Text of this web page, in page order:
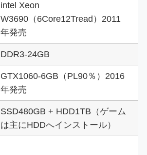
intel Xeon
W3690（6Core12Tread）2011
年発売
DDR3-24GB
GTX1060-6GB（PL90％）2016
年発売
SSD480GB + HDD1TB（ゲーム
は主にHDDへインストール）